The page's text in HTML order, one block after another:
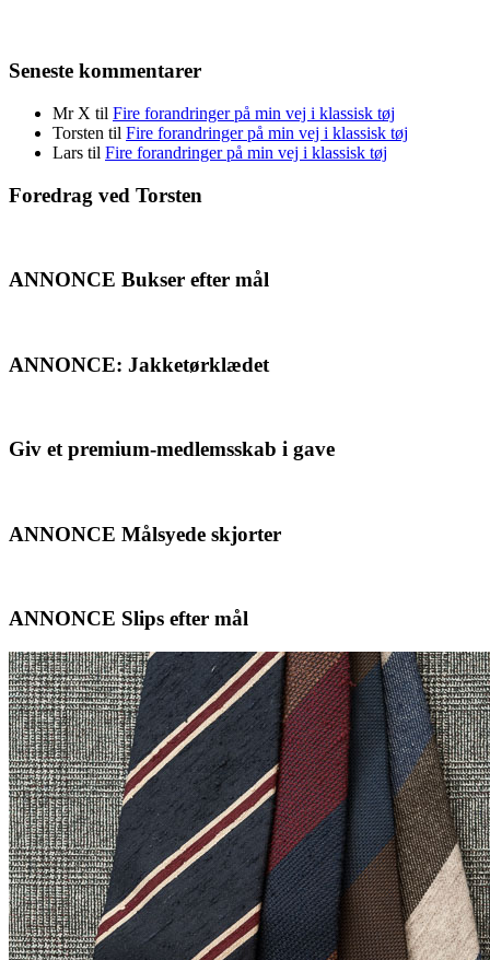
Seneste kommentarer
Mr X til Fire forandringer på min vej i klassisk tøj
Torsten til Fire forandringer på min vej i klassisk tøj
Lars til Fire forandringer på min vej i klassisk tøj
Foredrag ved Torsten
ANNONCE Bukser efter mål
ANNONCE: Jakketørklædet
Giv et premium-medlemsskab i gave
ANNONCE Målsyede skjorter
ANNONCE Slips efter mål